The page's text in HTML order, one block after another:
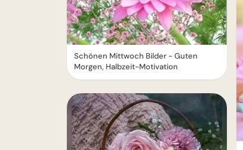
Schönen Mittwoch Bilder - Guten
Morgen, Halbzeit-Motivation